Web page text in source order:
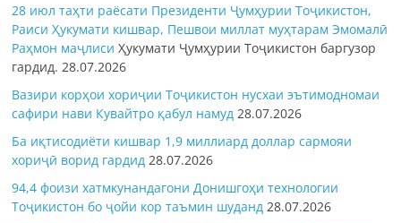
28 июл таҳти раёсати Президенти Ҷумҳурии Тоҷикистон,
Раиси Ҳукумати кишвар, Пешвои миллат муҳтарам Эмомалӣ
Раҳмон маҷлисиҲукумати Ҷумҳурии Тоҷикистон баргузор
гардид. 28.07.2026
Вазири корҳои хориҷии Тоҷикистон нусхаи эътимодномаи
сафири нави Кувайтро қабул намуд 28.07.2026
Ба иқтисодиёти кишвар 1,9 миллиард доллар сармояи
хориҷӣ ворид гардид 28.07.2026
94,4 фоизи хатмкунандагони Донишгоҳи технологии
Тоҷикистон бо ҷойи кор таъмин шуданд 28.07.2026